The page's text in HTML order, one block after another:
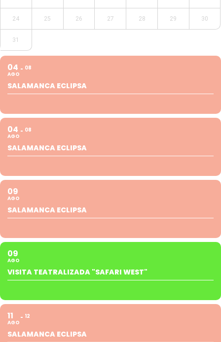
24 25 26 27 28 29 30
31
04
AGO
08
SALAMANCA ECLIPSA
04
AGO
08
SALAMANCA ECLIPSA
09
AGO
SALAMANCA ECLIPSA
09
AGO
VISITA TEATRALIZADA "SAFARI WEST"
11
AGO
12
SALAMANCA ECLIPSA